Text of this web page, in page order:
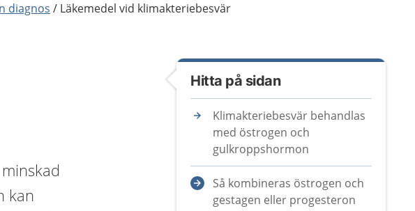
diagnos Läkemedel vid klimakteriebesvär
kan
Hitta på sidan
Klimakteriebesvär behandlas
med östrogen och
gulkroppshormon
Så kombineras östrogen och
gestagen eller progesteron